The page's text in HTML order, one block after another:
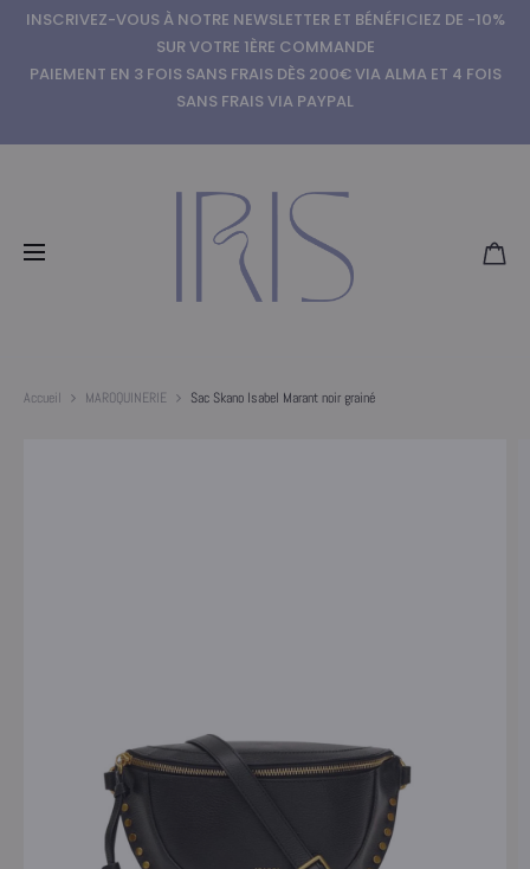
INSCRIVEZ-VOUS À NOTRE NEWSLETTER ET BÉNÉFICIEZ DE -10%
SUR VOTRE 1ÈRE COMMANDE
PAIEMENT EN 3 FOIS SANS FRAIS DÈS 200€ VIA ALMA ET 4 FOIS
SANS FRAIS VIA PAYPAL
Accueil MAROQUINERIE Sac Skano Isabel Marant noir grainé